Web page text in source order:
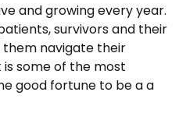
and growing every year.
survivors and their
navigate their
some of the most
good fortune to be a a